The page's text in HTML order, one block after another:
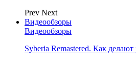
Prev Next
Видеообзоры
Видеообзоры
Syberia Remastered. Как